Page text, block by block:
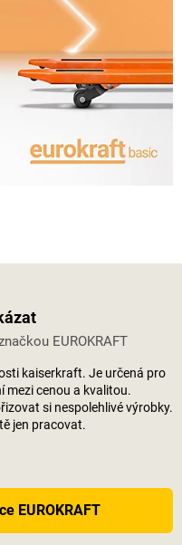
EUROKRAFT
kaiserkraft. Je určená pro
mezi cenou a kvalitou.
si nespolehlivé výrobky.
jen pracovat.
EUROKRAFT